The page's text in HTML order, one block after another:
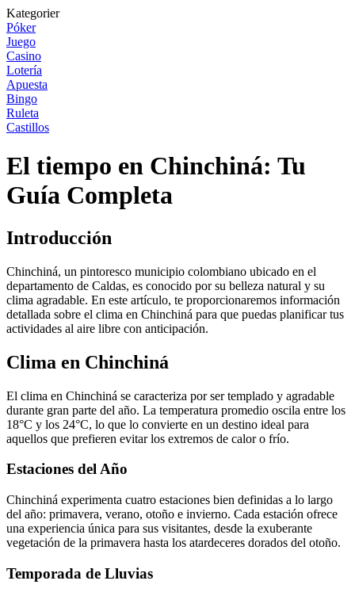
Kategorier
Póker
Juego
Casino
Lotería
Apuesta
Bingo
Ruleta
Castillos
El tiempo en Chinchiná: Tu
Guía Completa
Introducción
Chinchiná, un pintoresco municipio colombiano ubicado en el
departamento de Caldas, es conocido por su belleza natural y su
clima agradable. En este artículo, te proporcionaremos información
detallada sobre el clima en Chinchiná para que puedas planificar tus
actividades al aire libre con anticipación.
Clima en Chinchiná
El clima en Chinchiná se caracteriza por ser templado y agradable
durante gran parte del año. La temperatura promedio oscila entre los
18°C y los 24°C, lo que lo convierte en un destino ideal para
aquellos que prefieren evitar los extremos de calor o frío.
Estaciones del Año
Chinchiná experimenta cuatro estaciones bien definidas a lo largo
del año: primavera, verano, otoño e invierno. Cada estación ofrece
una experiencia única para sus visitantes, desde la exuberante
vegetación de la primavera hasta los atardeceres dorados del otoño.
Temporada de Lluvias